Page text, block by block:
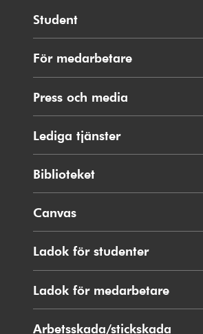
Student
För medarbetare
Press och media
Lediga tjänster
Biblioteket
Canvas
Ladok för studenterÖppnas
i
fönster
Ladok för medarbetare
i
Arbetsskada/stickskada